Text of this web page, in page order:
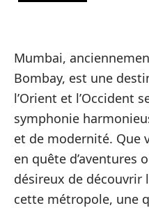
Mumbai,
Bombay, est une
l’Orient et l’Occident
symphonie
et de modernité. Que
en quête d’aventures
désireux de découvrir
cette métropole, une